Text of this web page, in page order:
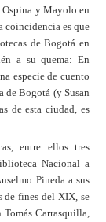
y Mayolo en
coincidencia es que
de Bogotá en
a su quema: En
especie de cuento
de Bogotá (y Susan
de esta ciudad, es
entre ellos tres
Nacional a
Pineda a sus
de fines del XIX, se
Carrasquilla,